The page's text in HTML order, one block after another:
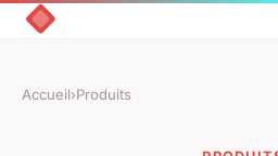
Accueil›Produits